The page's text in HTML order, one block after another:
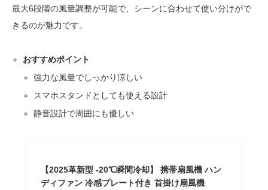
最大6段階の風量調整が可能で、シーンに合わせて使い分けがで
きるのが魅力です。
おすすめポイント
強力な風量でしっかり涼しい
スマホスタンドとしても使える設計
静音設計で周囲にも優しい
【2025革新型 -20℃瞬間冷却】 携帯扇風機 ハン
ディファン 冷感プレート付き 首掛け扇風機